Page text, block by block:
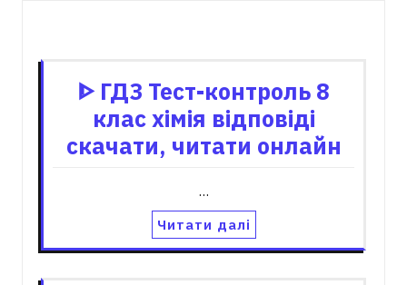
ᐈ ГДЗ Тест-контроль 8
клас хімія відповіді
скачати, читати онлайн
…
Читати далі